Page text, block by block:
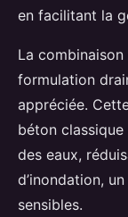
en facilitant la
La
formulation
appréciée.
béton
des eaux,
d’inondation,
sensibles.